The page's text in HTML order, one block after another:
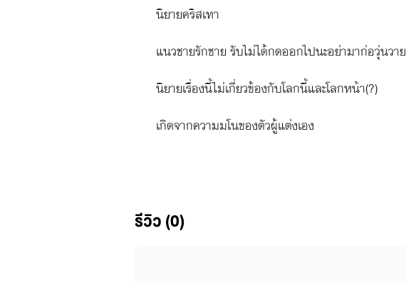
นิยายคริสเทา
แนวชายรักชาย รับไม่ได้กดออกไปนะอย่ามาก่อวุ่นวาย
นิยายเรื่องนี้ไม่เกี่ยวข้องกับโลกนี้และโลกหน้า(?)
เกิดจากความมโนของตัวผู้แต่งเอง
ถ้าชอบก้เม้นเป็นกำลังใจน้าาา
รีวิว (0)